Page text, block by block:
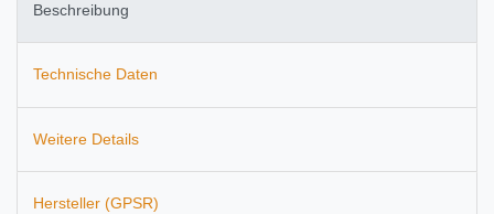
Beschreibung
Technische Daten
Weitere Details
Hersteller (GPSR)